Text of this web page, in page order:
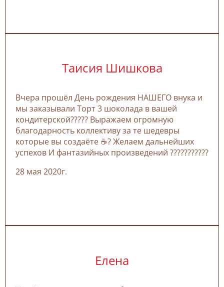
Таисия Шишкова
Вчера прошёл День рождения НАШЕГО внука и
мы заказывали Торт 3 шоколада в вашей
кондитерской????? Выражаем огромную
благодарность коллективу за те шедевры
которые вы создаёте ☕? Желаем дальнейших
успехов И фантазийных произведений ???????????
28 мая 2020г.
Елена